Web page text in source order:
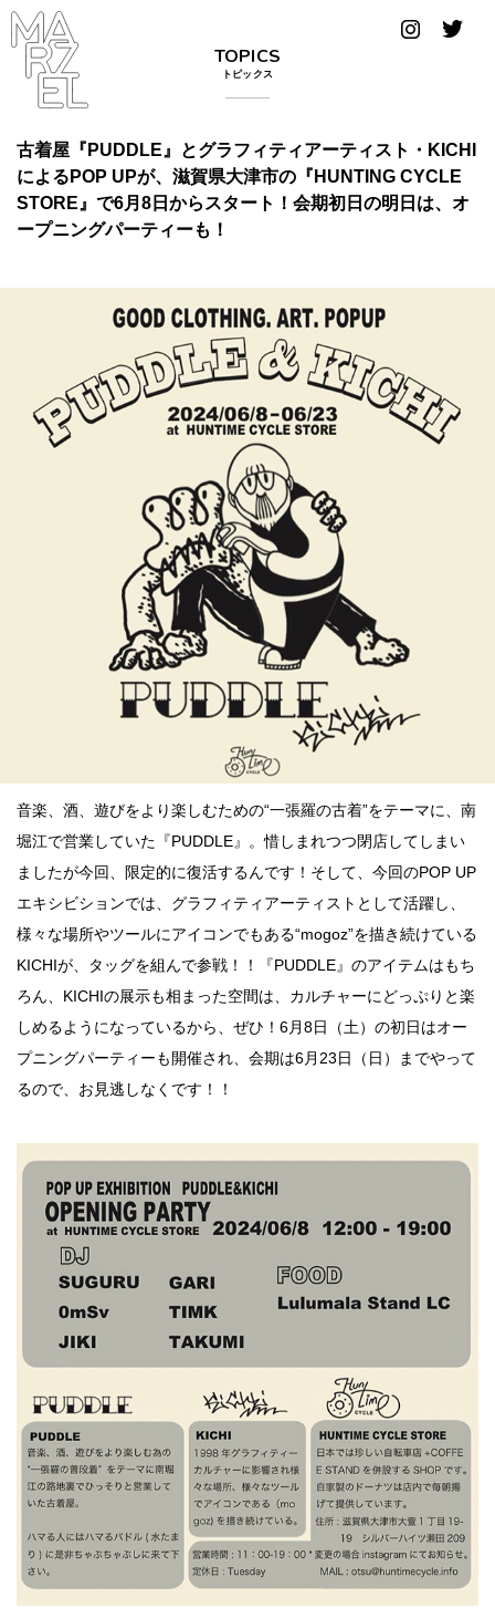
フィ
デザ
ナー
コンゴ
ブカ
チャ
ンテ
ージ
阪
の文
化
とは応援
ること
立ったら
行動
するよう
する
筋トレ
の絵で
ツを作
ズのキ
ャップ
頓堀
TOPICS
トピックス
古着屋『PUDDLE』とグラフィティアーティスト・KICHI
によるPOP UPが、滋賀県大津市の『HUNTING CYCLE
STORE』で6月8日からスタート！会期初日の明日は、オ
ープニングパーティーも！
音楽、酒、遊びをより楽しむための“一張羅の古着”をテーマに、南
堀江で営業していた『PUDDLE』。惜しまれつつ閉店してしまい
ましたが今回、限定的に復活するんです！そして、今回のPOP UP
エキシビションでは、グラフィティアーティストとして活躍し、
様々な場所やツールにアイコンでもある“mogoz”を描き続けている
KICHIが、タッグを組んで参戦！！『PUDDLE』のアイテムはもち
ろん、KICHIの展示も相まった空間は、カルチャーにどっぷりと楽
しめるようになっているから、ぜひ！6月8日（土）の初日はオー
プニングパーティーも開催され、会期は6月23日（日）までやって
るので、お見逃しなくです！！